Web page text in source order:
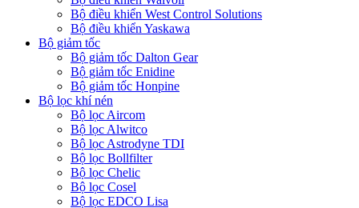
Bộ điều khiển West Control Solutions
Bộ điều khiển Yaskawa
Bộ giảm tốc
Bộ giảm tốc Dalton Gear
Bộ giảm tốc Enidine
Bộ giảm tốc Honpine
Bộ lọc khí nén
Bộ lọc Aircom
Bộ lọc Alwitco
Bộ lọc Astrodyne TDI
Bộ lọc Bollfilter
Bộ lọc Chelic
Bộ lọc Cosel
Bộ lọc EDCO Lisa